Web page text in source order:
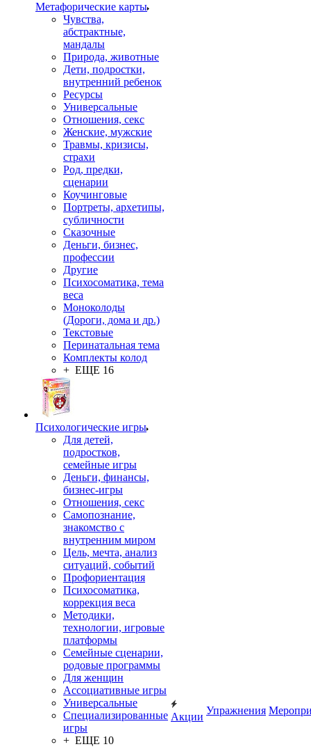
Mетафорические карты
Чувства,
абстрактные,
мандалы
Природа, животные
Дети, подростки,
внутренний ребенок
Ресурсы
Универсальные
Отношения, секс
Женские, мужские
Травмы, кризисы,
страхи
Род, предки,
сценарии
Коучинговые
Портреты, архетипы,
субличности
Сказочные
Деньги, бизнес,
профессии
Другие
Психосоматика, тема
веса
Моноколоды
(Дороги, дома и др.)
Текстовые
Перинатальная тема
Комплекты колод
+ ЕЩЕ 16
Психологические игры
Для детей,
подростков,
семейные игры
Деньги, финансы,
бизнес-игры
Отношения, секс
Самопознание,
знакомство с
внутренним миром
Цель, мечта, анализ
ситуаций, событий
Профориентация
Психосоматика,
коррекция веса
Методики,
технологии, игровые
платформы
Семейные сценарии,
родовые программы
Для женщин
Ассоциативные игры
Универсальные
Специализированные
игры
+ ЕЩЕ 10
Акции
Упражнения